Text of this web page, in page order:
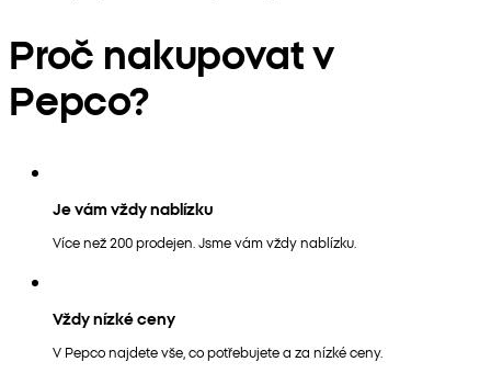
Proč nakupovat v
Pepco?
Je vám vždy nablízku
Více než 200 prodejen. Jsme vám vždy nablízku.
Vždy nízké ceny
V Pepco najdete vše, co potřebujete a za nízké ceny.